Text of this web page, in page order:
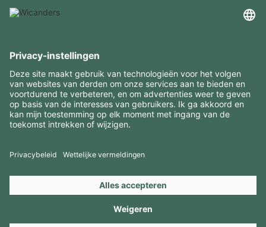
INTERESSANTE INFORMATIE
MIDDELEN
CONTACTEN